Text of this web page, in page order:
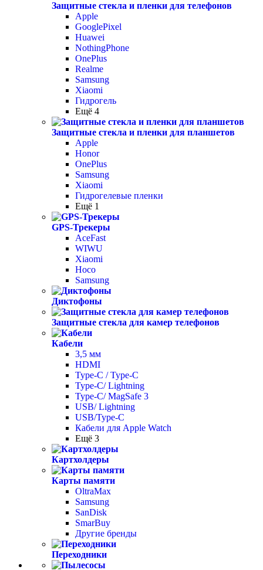
Защитные стекла и пленки для телефонов
Apple
GooglePixel
Huawei
NothingPhone
OnePlus
Realme
Samsung
Xiaomi
Гидрогель
Ещё 4
Защитные стекла и пленки для планшетов
Apple
Honor
OnePlus
Samsung
Xiaomi
Гидрогелевые пленки
Ещё 1
GPS-Трекеры
AceFast
WIWU
Xiaomi
Hoco
Samsung
Диктофоны
Защитные стекла для камер телефонов
Кабели
3,5 мм
HDMI
Type-C / Type-C
Type-C/ Lightning
Type-C/ MagSafe 3
USB/ Lightning
USB/Type-C
Кабели для Apple Watch
Ещё 3
Картхолдеры
Карты памяти
OltraMax
Samsung
SanDisk
SmarBuy
Другие бренды
Переходники